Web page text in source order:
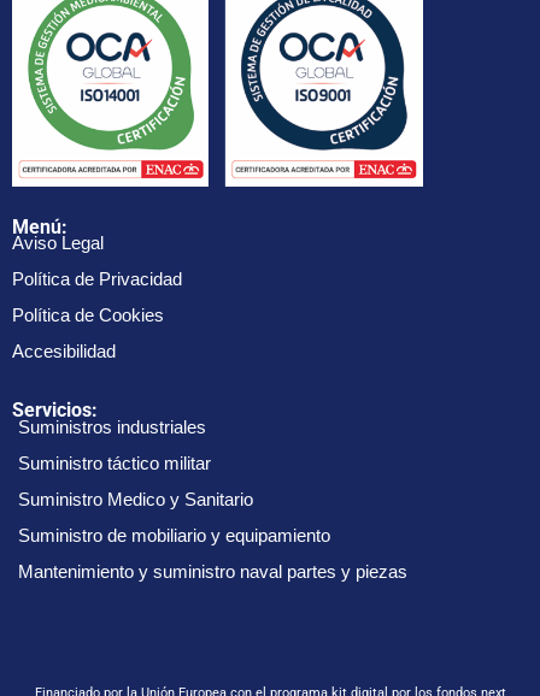
Menú:
Aviso Legal
Política de Privacidad
Política de Cookies
Accesibilidad
Servicios:
Suministros industriales
Suministro táctico militar
Suministro Medico y Sanitario
Suministro de mobiliario y equipamiento
Mantenimiento y suministro naval partes y piezas
Financiado por la Unión Europea con el programa kit digital por los fondos next